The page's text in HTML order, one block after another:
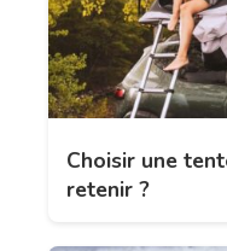
Choisir une
retenir ?